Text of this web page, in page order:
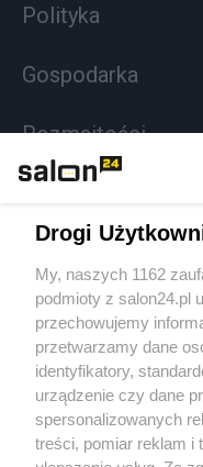
Polityka
Gospodarka
Rozmaitości
Sport
Społeczeństwo
Kultura
Drogi
My, naszych 1162
podmioty z salon24.pl
przechowujemy
przetwarzamy dane
identyfikatory,
urządzenie czy dane
spersonalizowanych
treści, pomiar reklam i